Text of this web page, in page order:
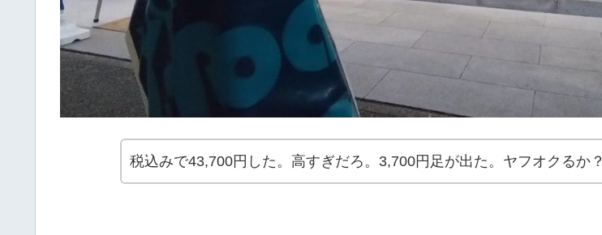
税込みで43,700円した。高すぎだろ。3,700円足が出た。ヤフオクるか？